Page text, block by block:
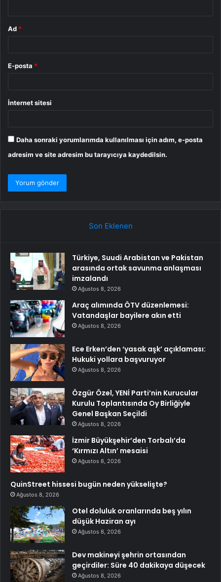
Ad *
E-posta *
İnternet sitesi
Daha sonraki yorumlarımda kullanılması için adım, e-posta
adresim ve site adresim bu tarayıcıya kaydedilsin.
Son Eklenen
Türkiye, Suudi Arabistan ve Pakistan
arasında ortak savunma anlaşması
imzalandı
Ağustos 8, 2026
Araç alımında ÖTV düzenlemesi:
Vatandaşlar bayilere akın etti
Ağustos 8, 2026
Ece Erken’den ‘yasak aşk’ açıklaması:
Hukuki yollara başvuruyor
Ağustos 8, 2026
Özgür Özel, YENİ Parti’nin Kurucular
Kurulu Toplantısında Oy Birliğiyle
Genel Başkan Seçildi
Ağustos 8, 2026
İzmir Büyükşehir’den Torbalı’da
‘Kırmızı Altın’ mesaisi
Ağustos 8, 2026
QuinStreet hissesi bugün neden yükselişte?
Ağustos 8, 2026
Otel doluluk oranlarında beş yılın
düşük Haziran ayı
Ağustos 8, 2026
Dev makineyi şehrin ortasından
geçirdiler: Süre 40 dakikaya düşecek
Ağustos 8, 2026